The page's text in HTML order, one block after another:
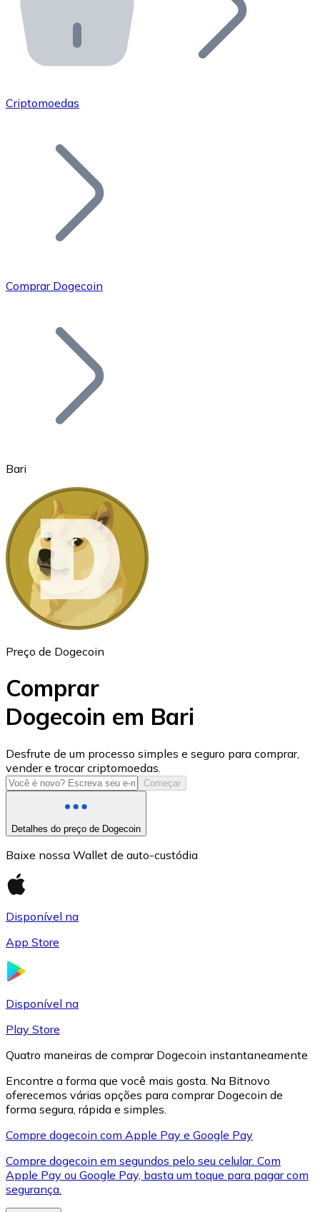
API Bitnovo
Integre nossa API no seu ecossistema.
Junte-se à nossa rede de revendedores e comercialize
Adicione o token do seu projeto ao nosso serviço de
Bitcoin
Ethereum
ETH
USD Coin
USDC
XRP
XRP
Criptomoedas
Comprar Dogecoin
Bari
Preço de Dogecoin
Comprar
Dogecoin em Bari
Desfrute de um processo simples e seguro para comprar,
vender e trocar criptomoedas.
Começar
Detalhes do preço de Dogecoin
Baixe nossa Wallet de auto-custódia
Disponível na
App Store
Disponível na
Play Store
Quatro maneiras de comprar Dogecoin instantaneamente
Encontre a forma que você mais gosta. Na Bitnovo
oferecemos várias opções para comprar Dogecoin de
forma segura, rápida e simples.
Compre dogecoin com Apple Pay e Google Pay
Compre dogecoin em segundos pelo seu celular. Com
Apple Pay ou Google Pay, basta um toque para pagar com
segurança.